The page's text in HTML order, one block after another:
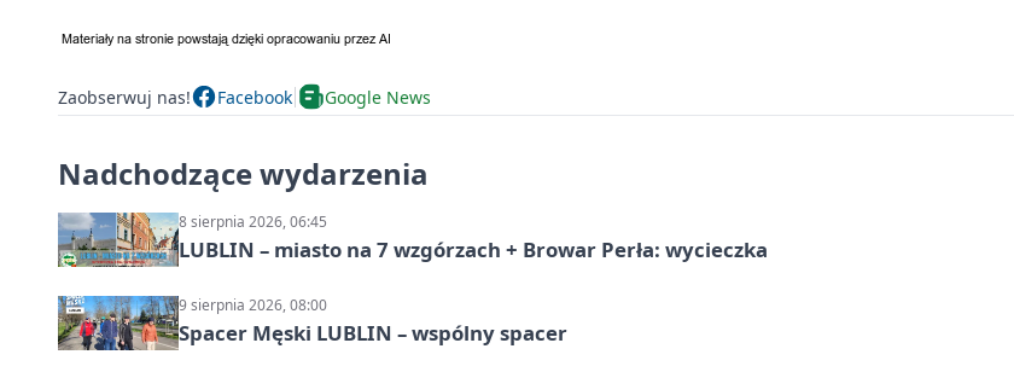
Zaobserwuj nas! Facebook Google News
Nadchodzące wydarzenia
8 sierpnia 2026, 06:45
LUBLIN – miasto na 7 wzgórzach + Browar Perła: wycieczka
9 sierpnia 2026, 08:00
Spacer Męski LUBLIN – wspólny spacer